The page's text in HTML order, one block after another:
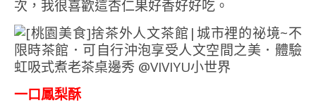
次，我很喜歡這杏仁果好香好好吃。
一口鳳梨酥